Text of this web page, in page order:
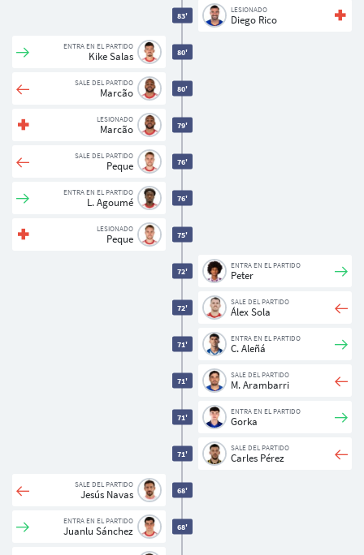
68'
ENTRA EN EL PARTIDO
Juanlu Sánchez
68'
SALE DEL PARTIDO
Jesús Navas
71'
SALE DEL PARTIDO
Carles Pérez
71'
ENTRA EN EL PARTIDO
Gorka
71'
SALE DEL PARTIDO
M. Arambarri
71'
ENTRA EN EL PARTIDO
C. Aleñá
72'
SALE DEL PARTIDO
Álex Sola
72'
ENTRA EN EL PARTIDO
Peter
75'
LESIONADO
Peque
76'
ENTRA EN EL PARTIDO
L. Agoumé
76'
SALE DEL PARTIDO
Peque
79'
LESIONADO
Marcão
80'
SALE DEL PARTIDO
Marcão
80'
ENTRA EN EL PARTIDO
Kike Salas
83'
LESIONADO
Diego Rico